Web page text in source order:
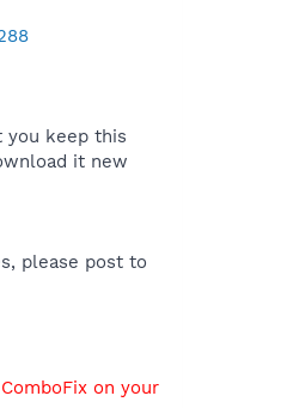
you keep this
it new
please post to
on your